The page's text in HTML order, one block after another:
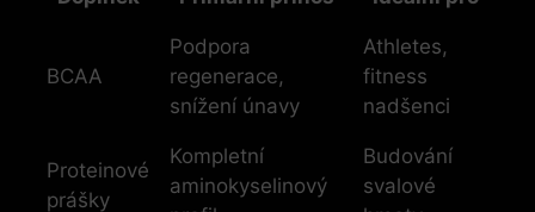
BCAA
Podpora
regenerace,
snížení únavy
Athletes,
fitness
nadšenci
Proteinové
prášky
Kompletní
aminokyselinový
Budování
svalové